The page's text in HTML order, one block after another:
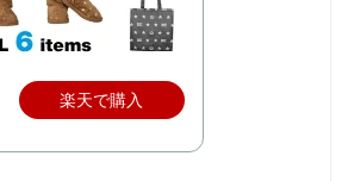
楽天で購入